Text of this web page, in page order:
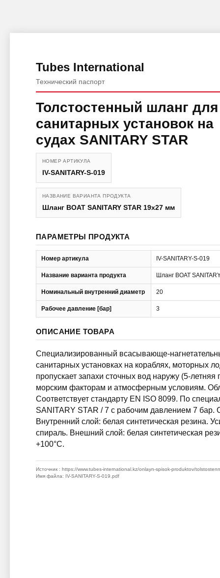
Tubes International
Технический паспорт
Толстостенный шланг для
санитарных установок на
судах SANITARY STAR
НОМЕР АРТИКУЛА
IV-SANITARY-S-019
НАЗВАНИЕ ВАРИАНТА ПРОДУКТА
Шланг BOAT SANITARY STAR 19x27 мм
ПАРАМЕТРЫ ПРОДУКТА
Номер артикула IV-SANITARY-S-019
Название варианта продукта Шланг BOAT
Номинальный внутренний диаметр 20
Рабочее давление [бар] 3
ОПИСАНИЕ ТОВАРА
Специализированный всасывающе-
санитарных установках на кораблях, моторных
пропускает запахи сточных вод наружу (5-
морским факторам и атмосферным условиям.
Соответствует стандарту EN ISO 8099. По
SANITARY STAR / 7 с рабочим давлением 7 бар.
Внутренний слой: белая синтетическая резина.
спираль. Внешний слой: белая синтетическая
+100°C.
Источник : https://www.tubes-international.kz/onlayn-spisok-produktov/
Имя файла: IV-SANITARY-S-019.pdf